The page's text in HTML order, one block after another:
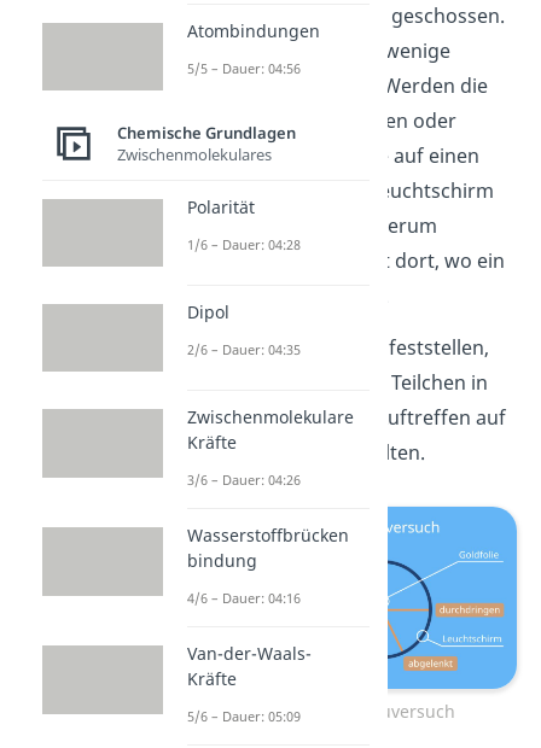
sehr dünne Goldfolie geschossen.
Goldfolie
ist nur wenige
Atomschichten dick. Werden die
Teilchen durchgelassen oder
abgelenkt, treffen sie auf einen
. Der Leuchtschirm
ist um die Goldfolie herum
platziert und leuchtet dort, wo ein
So wollte Rutherford feststellen,
wie sich die positiven Teilchen in
der Strahlung beim Auftreffen auf
die Goldatome verhalten.
Rutherford Streuversuch
Atombindungen
5/5 – Dauer: 04:56
Chemische Grundlagen
Zwischenmolekulares
Polarität
1/6 – Dauer: 04:28
Dipol
2/6 – Dauer: 04:35
Zwischenmolekulare
Kräfte
3/6 – Dauer: 04:26
Wasserstoffbrücken
bindung
4/6 – Dauer: 04:16
Van-der-Waals-
Kräfte
5/6 – Dauer: 05:09